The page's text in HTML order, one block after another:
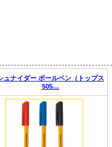
ュナイダー ボールペン（トップス
505…